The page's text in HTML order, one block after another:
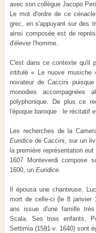
avec son collègue Jacopo
Le mot d'ordre de ce
grec, en s'appuyant sur des
ainsi composée est de
d'élever l'homme.
C'est dans ce contexte qu'il
intitulé « Le nuove musiche
novateur de Caccini
monodies
polyphonique. De plus ce
l'époque baroque : le récitatif
Les recherches de la
Euridice de Caccini, sur un
la première représentation
1607 Monteverdi compose
1600, un Euridice.
Il épousa une chanteuse,
mort de celle-ci (le 8 janvier
ans issue d'une famille
Scala. Ses trois enfants,
Settimia (1591-v. 1640) sont